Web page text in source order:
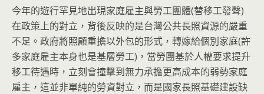
今年的遊行罕見地出現家庭雇主與勞工團體(替移工發聲)
在政策上的對立，背後反映的是台灣公共長照資源的嚴重
不足。政府將照顧重擔以外包的形式，轉嫁給個別家庭(許
多家庭雇主本身也是基層勞工)，當勞團基於人權要求提升
移工待遇時，立刻會撞擊到無力承擔更高成本的弱勢家庭
雇主，這並非單純的勞資對立，而是國家長照基礎建設缺